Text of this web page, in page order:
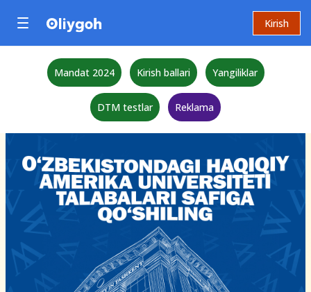
Kirish
Mandat 2024 Kirish ballari Yangiliklar
DTM testlar Reklama